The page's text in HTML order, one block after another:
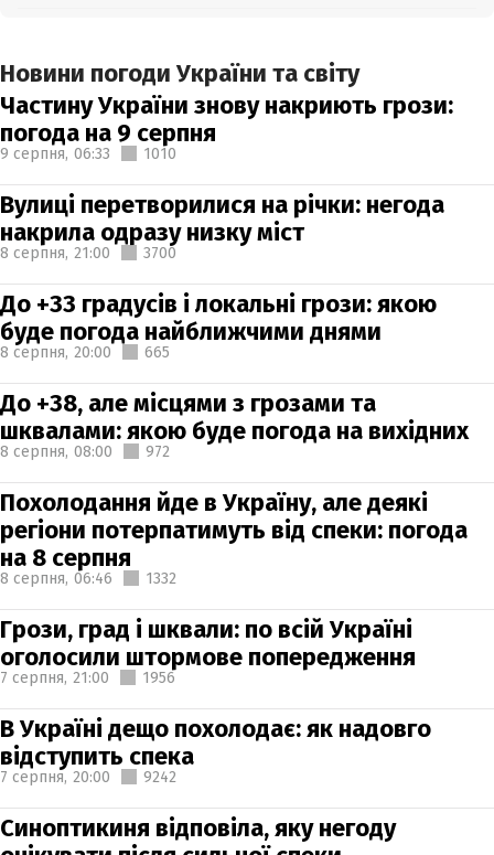
Новини погоди України та світу
Частину України знову накриють грози:
погода на 9 серпня
9 серпня, 06:33 1010
Вулиці перетворилися на річки: негода
накрила одразу низку міст
8 серпня, 21:00 3700
До +33 градусів і локальні грози: якою
буде погода найближчими днями
8 серпня, 20:00 665
До +38, але місцями з грозами та
шквалами: якою буде погода на вихідних
8 серпня, 08:00 972
Похолодання йде в Україну, але деякі
регіони потерпатимуть від спеки: погода
на 8 серпня
8 серпня, 06:46 1332
Грози, град і шквали: по всій Україні
оголосили штормове попередження
7 серпня, 21:00 1956
В Україні дещо похолодає: як надовго
відступить спека
7 серпня, 20:00 9242
Синоптикиня відповіла, яку негоду